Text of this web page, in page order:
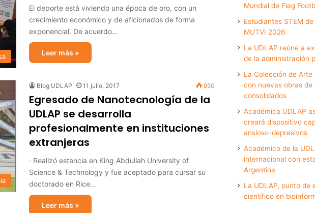
El deporte está viviendo una época de oro, con un
crecimiento económico y de aficionados de forma
exponencial. De acuerdo…
Leer más »
Blog UDLAP 11 julio, 2017 950
Egresado de Nanotecnología de la
UDLAP se desarrolla
profesionalmente en instituciones
extranjeras
· Realizó estancia en King Abdullah University of
Science & Technology y fue aceptado para cursar su
doctorado en Rice…
Leer más »
Mundial de Flag
Estudiantes STEM
MUTVI 2026
La UDLAP reúne a
de la administración
La Colección de
con nuevas obras
consolidados
Académica UDLAP
creará dispositivo
ansioso-depresivos
Académico de la
internacional con
Argentina
La UDLAP, punto de
científico en